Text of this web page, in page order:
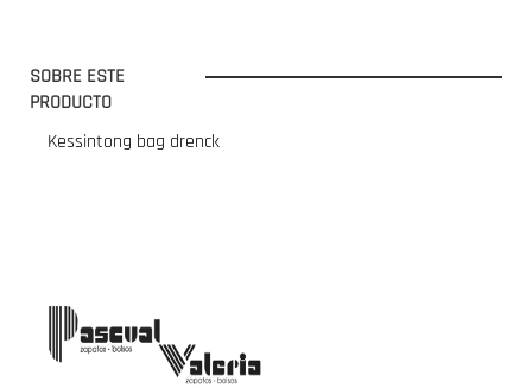
SOBRE ESTE
PRODUCTO
Kessintong bag drenck